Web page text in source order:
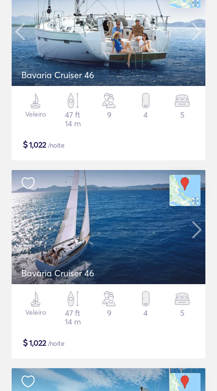
Bavaria Cruiser 46
Veleiro
47 ft
14 m
9 4 5
$1,022/noite
Bavaria Cruiser 46
Veleiro
47 ft
14 m
9 4 5
$1,022/noite